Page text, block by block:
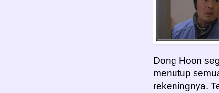
Dong Hoon
menutup
rekeningnya.